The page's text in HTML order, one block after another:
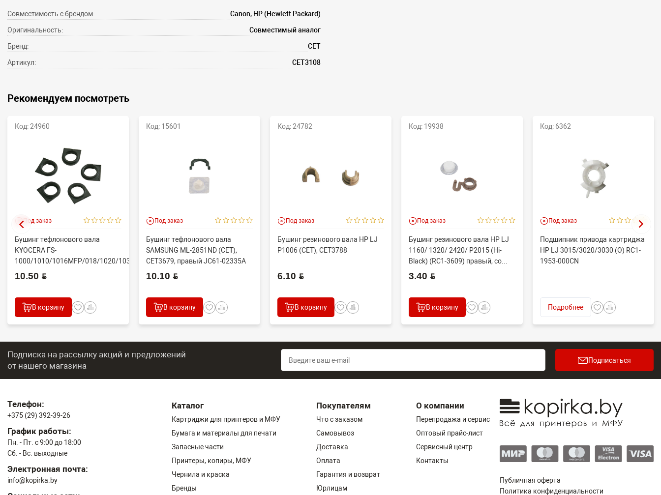
Совместимость с брендом: Canon, HP (Hewlett Packard)
Оригинальность: Совместимый аналог
Бренд: CET
Артикул: CET3108
Рекомендуем посмотреть
Код: 24960
Под заказ
Бушинг тефлонового вала
KYOCERA FS-
1000/1010/1016MFP/018/1020/1030D
(CET), CET4313B, ...
10.50 BYN
В корзину
Код: 15601
Под заказ
Бушинг тефлонового вала
SAMSUNG ML-2851ND (CET),
CET3679, правый JC61-02335A
10.10 BYN
В корзину
Код: 24782
Под заказ
Бушинг резинового вала HP LJ
P1006 (CET), CET3788
6.10 BYN
В корзину
Код: 19938
Под заказ
Бушинг резинового вала HP LJ
1160/ 1320/ 2420/ P2015 (Hi-
Black) (RC1-3609) правый, со...
3.40 BYN
В корзину
Код: 6362
Под заказ
Подшипник привода картриджа
HP LJ 3015/3020/3030 (O) RC1-
1953-000CN
Подробнее
Подписка на рассылку акций и предложений
от нашего магазина
Подписаться
Телефон:
+375 (29) 392-39-26
График работы:
Пн. - Пт. с 9:00 до 18:00
Сб. - Вс. выходные
Электронная почта:
info@kopirka.by
Каталог
Картриджи для принтеров и МФУ
Бумага и материалы для печати
Запасные части
Принтеры, копиры, МФУ
Чернила и краска
Бренды
Покупателям
Что с заказом
Самовывоз
Доставка
Оплата
Гарантия и возврат
Юрлицам
О компании
Перепродажа и сервис
Оптовый прайс-лист
Сервисный центр
Контакты
Публичная оферта
Политика конфиденциальности